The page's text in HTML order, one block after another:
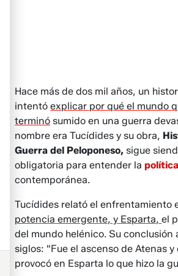
Hace más de dos mil años, un
intentóexplicar por qué el mundo
terminó sumido en una guerra
nombre era Tucídides y su obra,
Guerra del Peloponeso, sigue
obligatoria para entender la
contemporánea.
Tucídides relató el enfrentamiento
potencia emergente, y Esparta,el
del mundo helénico. Su conclusión
siglos: "Fue el ascenso de Atenas
provocó en Esparta lo que hizo la